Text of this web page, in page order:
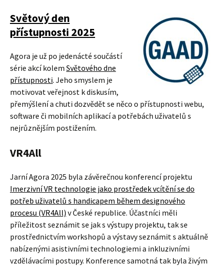
Světový den
přístupnosti 2025
Agora je už po jedenácté součástí
série akcí kolem Světového dne
přístupnosti. Jeho smyslem je
motivovat veřejnost k diskusím,
přemýšlení a chuti dozvědět se něco o přístupnosti webu,
software či mobilních aplikací a potřebách uživatelů s
nejrůznějším postižením.
VR4All
Jarní Agora 2025 byla závěrečnou konferencí projektu
Imerzivní VR technologie jako prostředek vcítění se do
potřeb uživatelů s handicapem během designového
procesu (VR4All) v České republice. Účastníci měli
příležitost seznámit se jak s výstupy projektu, tak se
prostřednictvím workshopů a výstavy seznámit s aktuálně
nabízenými asistivními technologiemi a inkluzivními
vzdělávacími postupy. Konference samotná tak byla živým